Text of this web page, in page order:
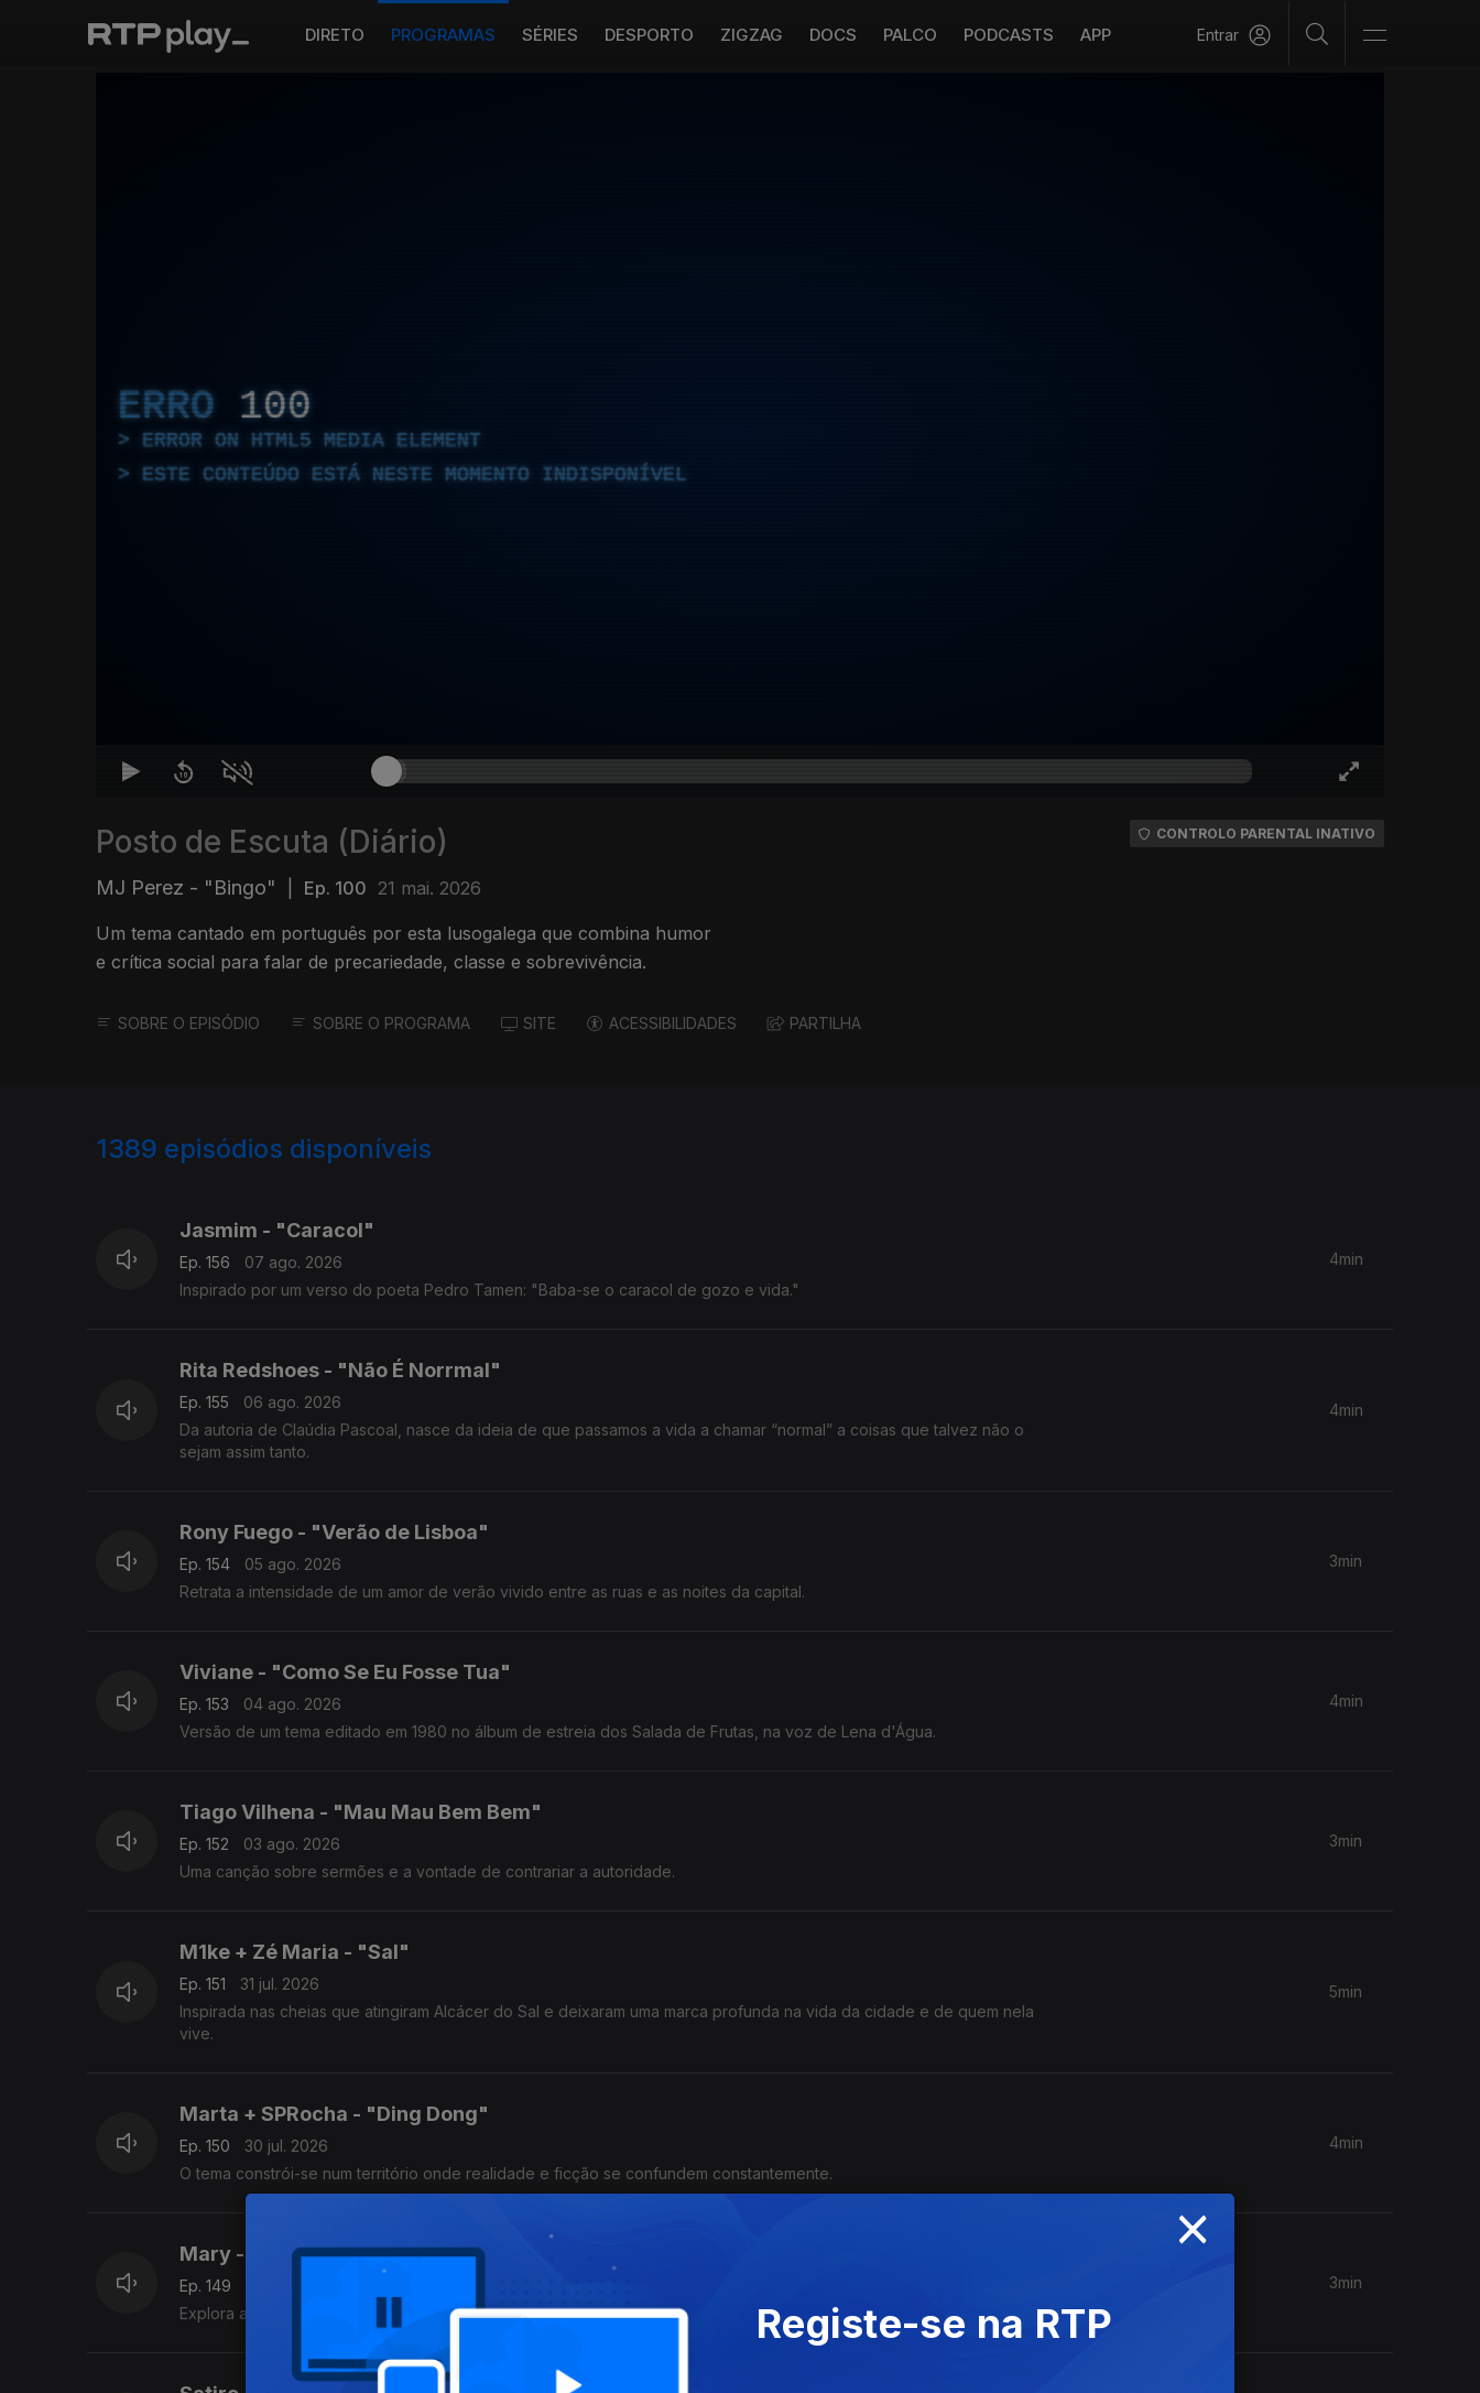
DIRETO PROGRAMAS SÉRIES DESPORTO ZIGZAG DOCS PALCO PODCASTS APP Entrar
ERRO 100
ERROR ON HTML5 MEDIA ELEMENT
ESTE CONTEÚDO ESTÁ NESTE MOMENTO INDISPONÍVEL
Posto de Escuta (Diário)
MJ Perez - "Bingo" Ep. 100 21 mai. 2026
Um tema cantado em português por esta lusogalega que combina humor
e crítica social para falar de precariedade, classe e sobrevivência.
CONTROLO PARENTAL INATIVO
SOBRE O EPISÓDIO SOBRE O PROGRAMA SITE ACESSIBILIDADES PARTILHA
1389 episódios disponíveis
Jasmim - "Caracol"
Ep. 156
07 ago. 2026
Inspirado por um verso do poeta Pedro Tamen: "Baba-se o caracol de gozo e vida."
4min
Rita Redshoes - "Não É Norrmal"
Ep. 155
06 ago. 2026
Da autoria de Claúdia Pascoal, nasce da ideia de que passamos a vida a chamar “normal” a coisas que talvez não o
sejam assim tanto.
4min
Rony Fuego - "Verão de Lisboa"
Ep. 154
05 ago. 2026
Retrata a intensidade de um amor de verão vivido entre as ruas e as noites da capital.
3min
Viviane - "Como Se Eu Fosse Tua"
Ep. 153
04 ago. 2026
Versão de um tema editado em 1980 no álbum de estreia dos Salada de Frutas, na voz de Lena d'Água.
4min
Tiago Vilhena - "Mau Mau Bem Bem"
Ep. 152
03 ago. 2026
Uma canção sobre sermões e a vontade de contrariar a autoridade.
3min
M1ke + Zé Maria - "Sal"
Ep. 151
31 jul. 2026
Inspirada nas cheias que atingiram Alcácer do Sal e deixaram uma marca profunda na vida da cidade e de quem nela
vive.
5min
Marta + SPRocha - "Ding Dong"
Ep. 150
30 jul. 2026
O tema constrói-se num território onde realidade e ficção se confundem constantemente.
4min
Mary - "Haze"
Ep. 149
Explora a dualidade entre esquecer e sentir.
3min
×
Registe-se na RTP